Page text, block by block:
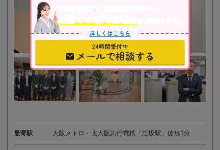
最寄駅 大阪メトロ・北大阪急行電鉄「江坂駅」徒歩1分
不動産や株式等、相続資産に合わせて、
お近くの専門税理士
をご紹介します。
詳しくはこちら
24時間受付中
メールで相談する